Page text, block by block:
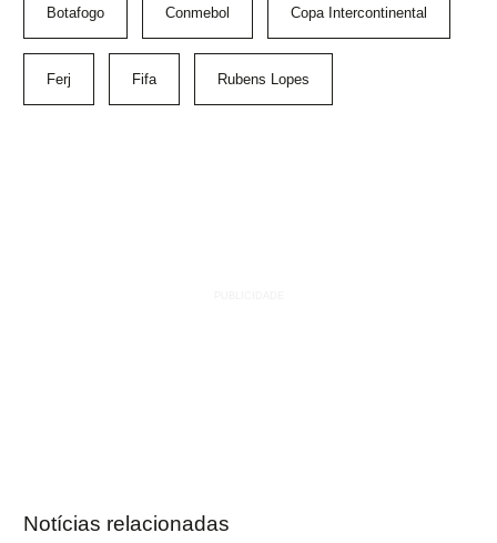
Botafogo Conmebol Copa Intercontinental
Ferj Fifa Rubens Lopes
Notícias relacionadas